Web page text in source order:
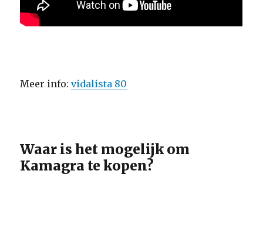
Meer info:vidalista 80
Waar is het mogelijk om
Kamagra te kopen?